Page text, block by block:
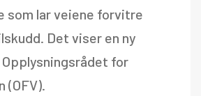
som lar veiene forvitre
Det viser en ny
for
(OFV).